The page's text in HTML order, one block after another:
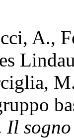
A.,
Il